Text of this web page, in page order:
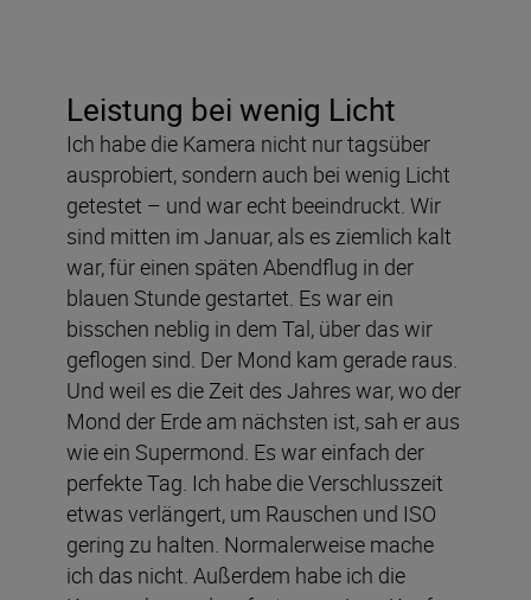
Leistung bei wenig Licht
Ich habe die Kamera nicht nur tagsüber
ausprobiert, sondern auch bei wenig Licht
getestet – und war echt beeindruckt. Wir
sind mitten im Januar, als es ziemlich kalt
war, für einen späten Abendflug in der
blauen Stunde gestartet. Es war ein
bisschen neblig in dem Tal, über das wir
geflogen sind. Der Mond kam gerade raus.
Und weil es die Zeit des Jahres war, wo der
Mond der Erde am nächsten ist, sah er aus
wie ein Supermond. Es war einfach der
perfekte Tag. Ich habe die Verschlusszeit
etwas verlängert, um Rauschen und ISO
gering zu halten. Normalerweise mache
ich das nicht. Außerdem habe ich die